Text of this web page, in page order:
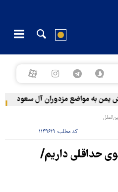
یمن به مواضع مزدوران آل سعود
کد مطلب:۱۱۴۹۶۱۹
حداقلی داریم/